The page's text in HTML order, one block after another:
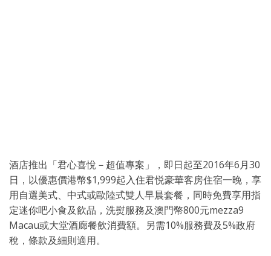
酒店推出「君心喜悅－超值專案」，即日起至2016年6月30
日，以優惠價港幣$1,999起入住君悦豪華客房住宿一晚，享
用自選美式、中式或歐陸式雙人早晨套餐，同時免費享用指
定迷你吧小食及飲品，洗熨服務及澳門幣800元mezza9
Macau或大堂酒廊餐飲消費額。另需10%服務費及5%政府
稅，條款及細則適用。